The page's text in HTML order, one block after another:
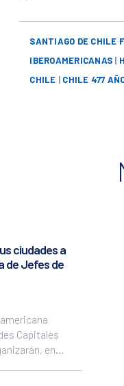
SANTIAGO DE CHILE
IBEROAMERICANAS |
CHILE | CHILE 477
ciudades a
de Jefes de
Capitales
en...